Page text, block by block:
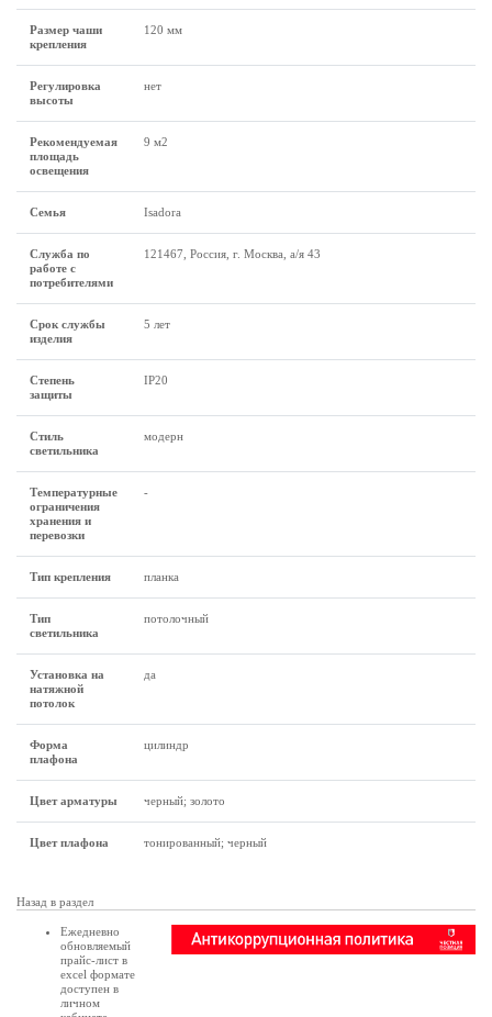
Размер чаши
крепления
120 мм
Регулировка
высоты
нет
Рекомендуемая
площадь
освещения
9 м2
Семья Isadora
Служба по
работе с
потребителями
121467, Россия, г. Москва, а/я 43
Срок службы
изделия
5 лет
Степень
защиты
IP20
Стиль
светильника
модерн
Температурные
ограничения
хранения и
перевозки
-
Тип крепления планка
Тип
светильника
потолочный
Установка на
натяжной
потолок
да
Форма
плафона
цилиндр
Цвет арматуры черный; золото
Цвет плафона тонированный; черный
Назад в раздел
Ежедневно
обновляемый
прайс-лист в
excel формате
доступен в
личном